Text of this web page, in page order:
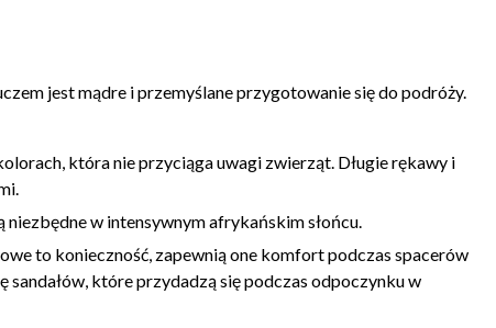
jest mądre i przemyślane przygotowanie się do podróży.
która nie przyciąga uwagi zwierząt. Długie rękawy i
w intensywnym afrykańskim słońcu.
to konieczność, zapewnią one komfort podczas spacerów
które przydadzą się podczas odpoczynku w